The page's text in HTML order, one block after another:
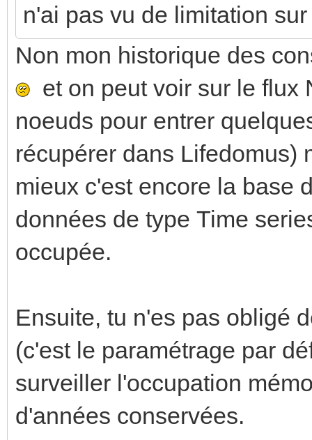
n'ai pas vu de limitation
Non mon historique des
et on peut voir sur le flux
noeuds pour entrer
récupérer dans Lifedomus)
mieux c'est encore la base
données de type Time
occupée.
Ensuite, tu n'es pas obligé
(c'est le paramétrage par
surveiller l'occupation
d'années conservées.